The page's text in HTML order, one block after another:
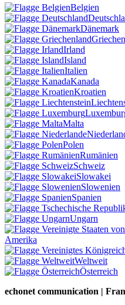
Belgien
Dänemark
Irland
Island
Italien
Kanada
Kroatien
Malta
Polen
Rumänien
Schweiz
Slowakei
Slowenien
Spanien
Ungarn
Amerika
Weltweit
Österreich
echonet communication |